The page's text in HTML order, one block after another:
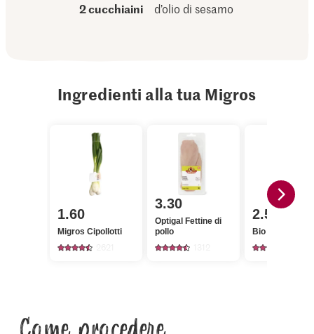
2 cucchiaini
d’olio di sesamo
Ingredienti alla tua Migros
1.60
Migros Cipollotti
3.30
Optigal Fettine di
pollo
2.50
Bio Peperoni